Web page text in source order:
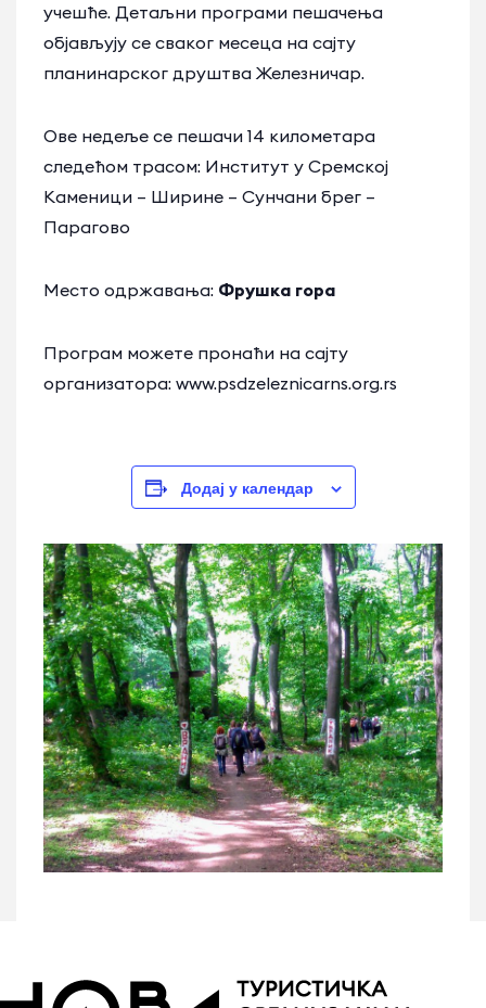
учешће. Детаљни програми пешачења
објављују се сваког месеца на сајту
планинарског друштва Железничар.
Ове недеље се пешачи 14 километара
следећом трасом: Институт у Сремској
Kаменици – Ширине – Сунчани брег –
Парагово
Место одржавања: Фрушка гора
Програм можете пронаћи на сајту
организатора: www.psdzeleznicarns.org.rs
Додај у календар